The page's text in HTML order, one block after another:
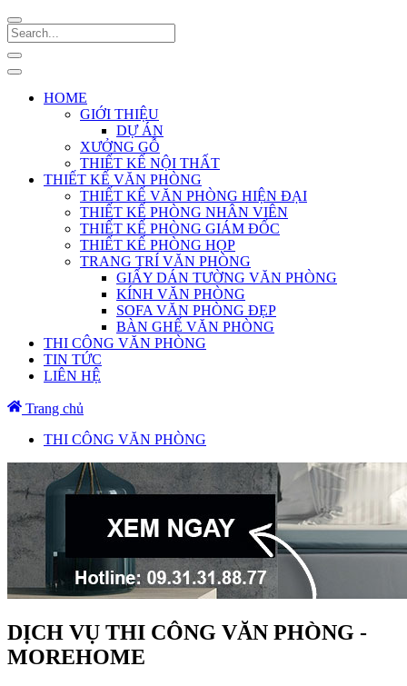
HOME
GIỚI THIỆU
DỰ ÁN
XƯỞNG GỖ
THIẾT KẾ NỘI THẤT
THIẾT KẾ VĂN PHÒNG
THIẾT KẾ VĂN PHÒNG HIỆN ĐẠI
THIẾT KẾ PHÒNG NHÂN VIÊN
THIẾT KẾ PHÒNG GIÁM ĐỐC
THIẾT KẾ PHÒNG HỌP
TRANG TRÍ VĂN PHÒNG
GIẤY DÁN TƯỜNG VĂN PHÒNG
KÍNH VĂN PHÒNG
SOFA VĂN PHÒNG ĐẸP
BÀN GHẾ VĂN PHÒNG
THI CÔNG VĂN PHÒNG
TIN TỨC
LIÊN HỆ
Trang chủ
THI CÔNG VĂN PHÒNG
DỊCH VỤ THI CÔNG VĂN PHÒNG -
MOREHOME